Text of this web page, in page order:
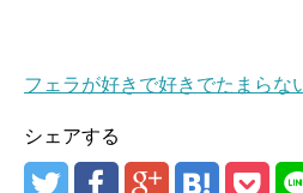
フェラが好きで好きでたまらな
シェアする